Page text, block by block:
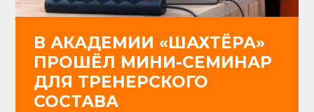
В АКАДЕМИИ «ШАХТЁРА»
ПРОШЁЛ МИНИ-СЕМИНАР
ДЛЯ ТРЕНЕРСКОГО
СОСТАВА